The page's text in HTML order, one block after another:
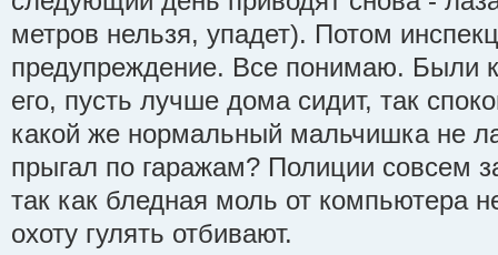
метров нельзя, упадет). Потом
предупреждение. Все понимаю. Были
его, пусть лучше дома сидит, так
какой же нормальный мальчишка не
прыгал по гаражам? Полиции совсем
так как бледная моль от компьютера
охоту гулять отбивают.